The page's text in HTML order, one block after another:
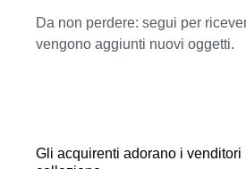
Da non perdere: segui per
vengono aggiunti nuovi oggetti.
Gli acquirenti adorano i venditori